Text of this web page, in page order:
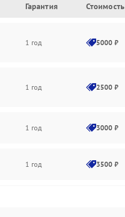
Гарантия Стоимость
1 год 5000 ₽
1 год 2500 ₽
1 год 3000 ₽
1 год 3500 ₽